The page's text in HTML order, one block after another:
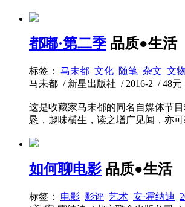
都嘟·第二季 品质●生活
标签： 马未都 文化 随笔 杂文 文
马未都 / 新星出版社 / 2016-2 / 48元
这是收藏家马未都的同名自媒体节
恳，趣味横生，读之增广见闻，亦
如何聊电影 品质●生活
标签： 电影 影评 艺术 安·霍纳迪